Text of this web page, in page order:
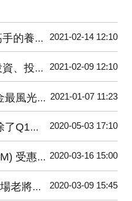
習 + 大空頭洗禮 2021-02-14 12:10
嚴守各自紀律 2021-02-09 12:10
翻身大賺逾160%！ 2021-01-07 11:23
注意那些事？ 2020-05-03 17:10
報及2020展望 2020-03-16 15:00
青睞的No1？ 2020-03-09 15:45